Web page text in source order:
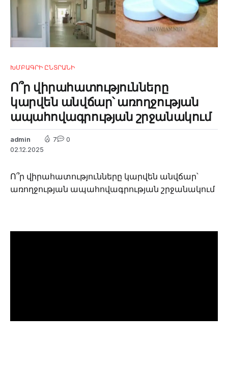
ԽՄԲԱԳՐԻ ԸՆՏՐԱՆԻ
Ո՞ր վիրահատությունները
կարվեն անվճար՝ առողջության
ապահովագրության շրջանակում
admin
02.12.2025
7 0
Ո՞ր վիրահատությունները կարվեն անվճար՝
առողջության ապահովագրության շրջանակում